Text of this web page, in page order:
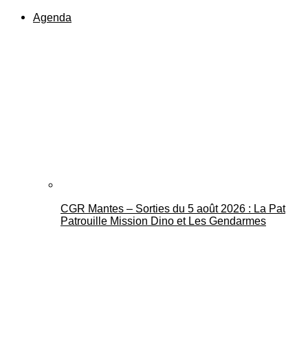
Agenda
CGR Mantes – Sorties du 5 août 2026 : La Pat
Patrouille Mission Dino et Les Gendarmes